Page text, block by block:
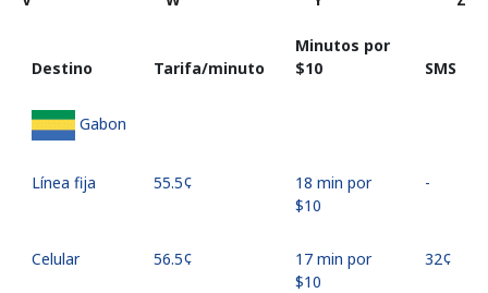
Destino Tarifa/minuto
Minutos por
⁦$10⁩
SMS
Gabon
Línea fija ⁦55.5¢⁩
18 min por
⁦$10⁩
-
Celular ⁦56.5¢⁩
17 min por
⁦$10⁩
⁦32¢⁩